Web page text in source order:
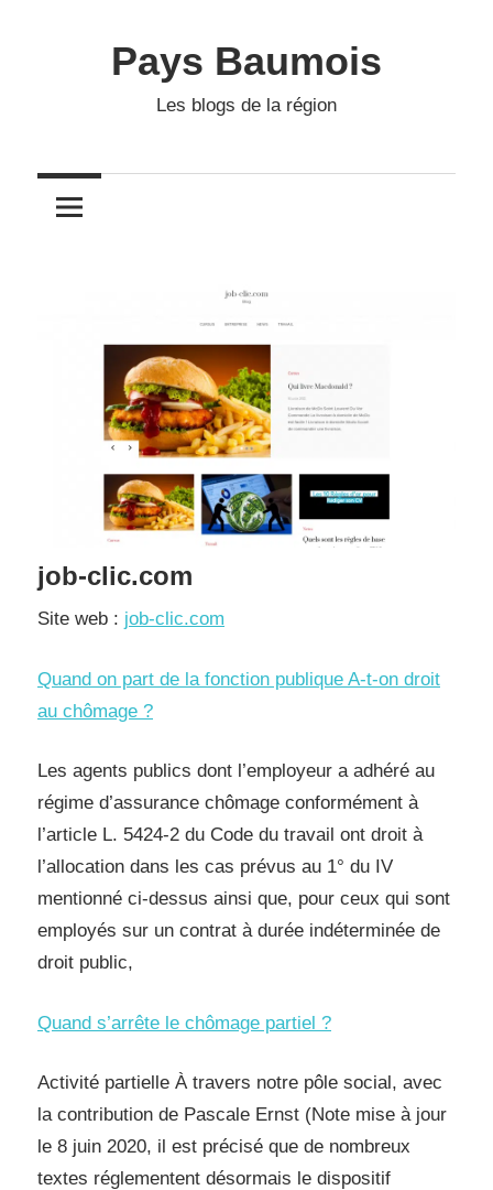
Pays Baumois
Les blogs de la région
job-clic.com
Site web : job-clic.com
Quand on part de la fonction publique A-t-on droit
au chômage ?
Les agents publics dont l’employeur a adhéré au
régime d’assurance chômage conformément à
l’article L. 5424-2 du Code du travail ont droit à
l’allocation dans les cas prévus au 1° du IV
mentionné ci-dessus ainsi que, pour ceux qui sont
employés sur un contrat à durée indéterminée de
droit public,
Quand s’arrête le chômage partiel ?
Activité partielle À travers notre pôle social, avec
la contribution de Pascale Ernst (Note mise à jour
le 8 juin 2020, il est précisé que de nombreux
textes réglementent désormais le dispositif